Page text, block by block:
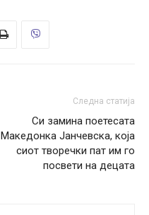
Следна статија
Си замина поетесата
Македонка Јанчевска, која
сиот творечки пат им го
посвети на децата